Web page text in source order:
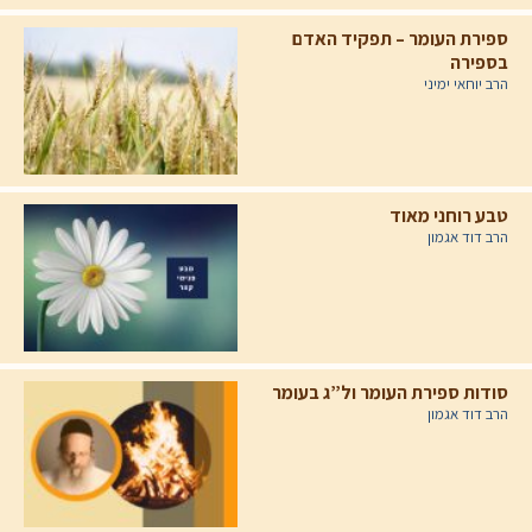
ספירת העומר – תפקיד האדם
בספירה
הרב יוחאי ימיני
טבע רוחני מאוד
הרב דוד אגמון
סודות ספירת העומר ול”ג בעומר
הרב דוד אגמון